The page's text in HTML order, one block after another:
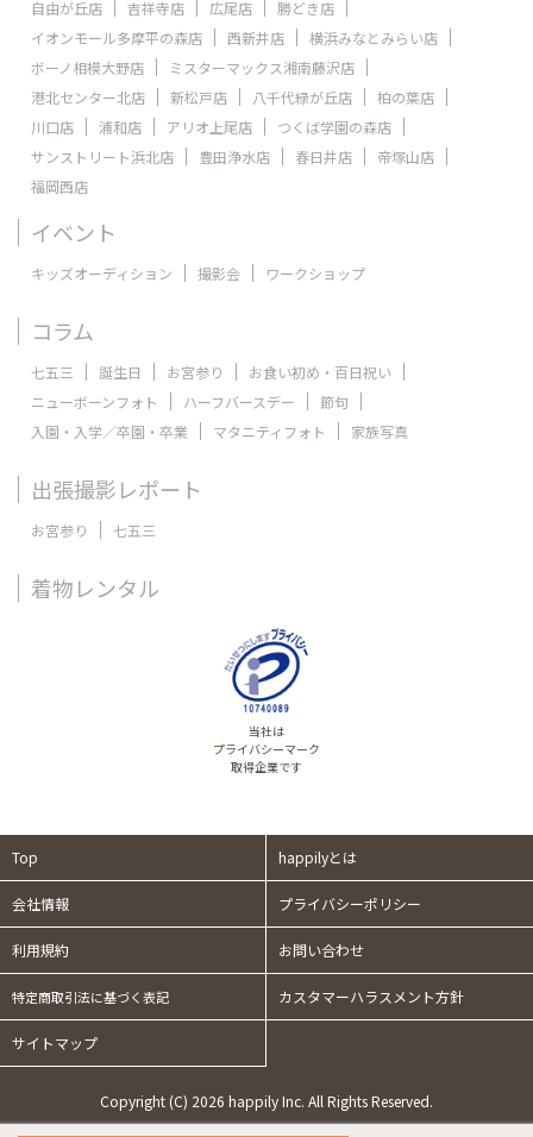
自由が丘店 吉祥寺店 広尾店
勝どき店
イオンモール多摩平の森店
西新井店
横浜みなとみらい店
ボーノ相模大野店
ミスターマックス湘南藤沢店
港北センター北店
新松戸店 八千代緑が丘店
柏の葉店
川口店
浦和店 アリオ上尾店
つくば学園の森店
サンストリート浜北店
豊田浄水店 春日井店
帝塚山店
福岡西店
イベント
キッズオーディション 撮影会 ワークショップ
コラム
七五三 誕生日 お宮参り
お食い初め・百日祝い
ニューボーンフォト
ハーフバースデー
節句
入園・入学／卒園・卒業
マタニティフォト 家族写真
出張撮影レポート
お宮参り 七五三
着物レンタル
当社は
プライバシーマーク
取得企業です
Top happilyとは
会社情報 プライバシーポリシー
利用規約 お問い合わせ
特定商取引法に基づく表記 カスタマーハラスメント方針
サイトマップ
Copyright (C) 2026 happily Inc. All Rights Reserved.